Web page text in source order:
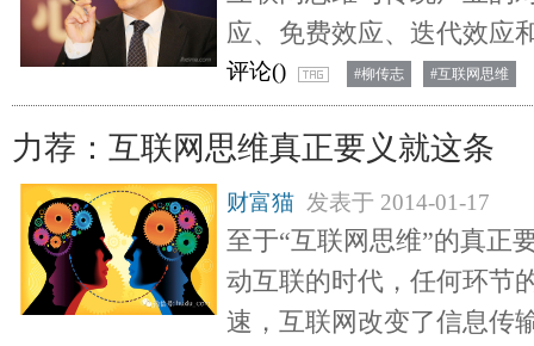
应、免费效应、迭代效应
评论() #柳传志 #互联网思维
力荐：互联网思维真正要义就这条
财富猫 发表于 2014-01-17
至于“互联网思维”的真正
动互联的时代，任何环节
速，互联网改变了信息传